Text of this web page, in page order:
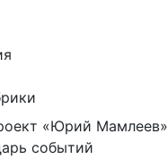
«Юрий Мамлеев»
событий